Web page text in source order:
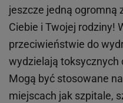
jeszcze jedną ogromną
Ciebie i Twojej rodziny!
przeciwieństwie do
wydzielają toksycznych
Mogą być stosowane
miejscach jak szpitale,